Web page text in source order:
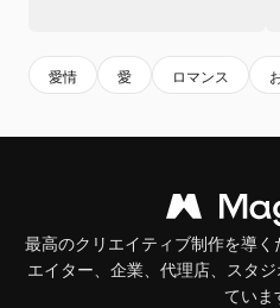
愛情 愛 ロマンス
最高のクリエイティブ制作を導
エイター、企業、代理店、スタ
ていま